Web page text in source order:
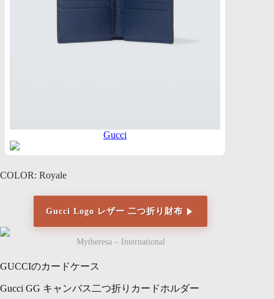
Gucci
COLOR: Royale
Gucci Logo レザー 二つ折り財布
Mytheresa – International
GUCCIのカードケース
Gucci GG キャンバス二つ折りカードホルダー